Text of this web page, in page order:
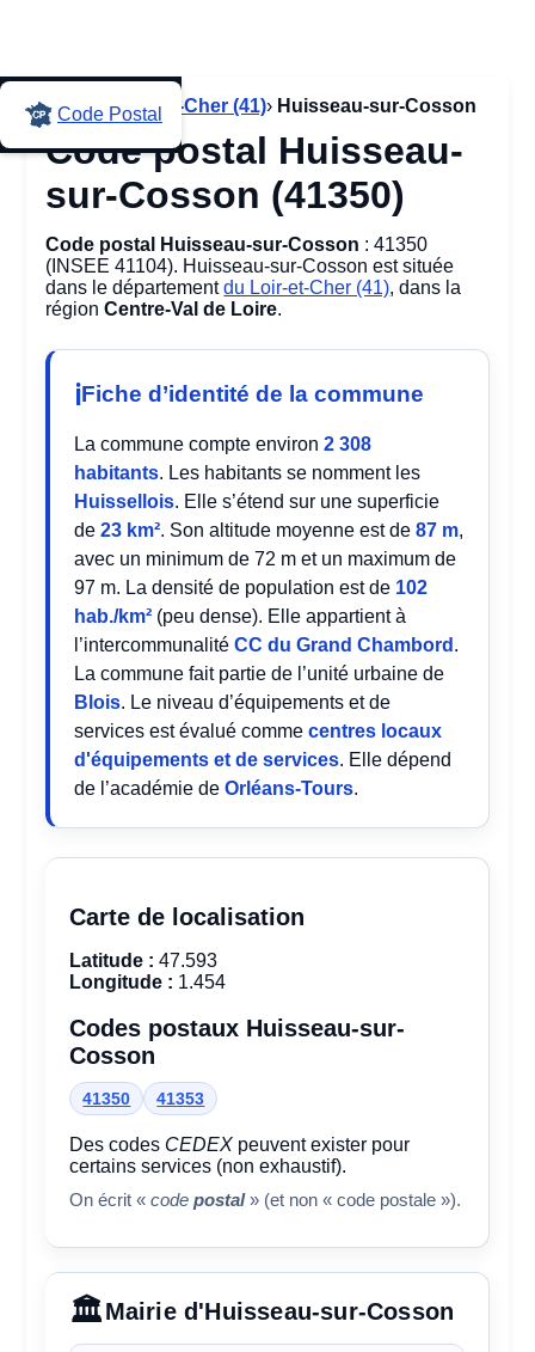
Code Postal
Accueil › Loir-et-Cher (41)› Huisseau-sur-Cosson
Code postal Huisseau-
sur-Cosson (41350)
Code postal Huisseau-sur-Cosson : 41350
(INSEE 41104). Huisseau-sur-Cosson est située
dans le départementdu Loir-et-Cher (41), dans la
régionCentre-Val de Loire.
Fiche d’identité de la commune
La commune compte environ2 308
habitants. Les habitants se nomment les
Huissellois. Elle s’étend sur une superficie
de23 km². Son altitude moyenne est de87 m,
avec un minimum de 72 m et un maximum de
97 m. La densité de population est de 102
hab./km² (peu dense). Elle appartient à
l’intercommunalitéCC du Grand Chambord .
La commune fait partie de l’unité urbaine de
Blois. Le niveau d’équipements et de
services est évalué commecentres locaux
d'équipements et de services. Elle dépend
de l’académie deOrléans-Tours.
Carte de localisation
Latitude : 47.593
Longitude : 1.454
Codes postaux Huisseau-sur-
Cosson
41350 41353
Des codes CEDEX peuvent exister pour
certains services (non exhaustif).
On écrit «codepostal» (et non « code postale »).
Mairie d'Huisseau-sur-Cosson